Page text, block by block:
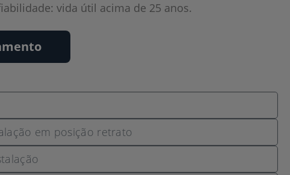
vida útil acima de 25 anos.
em posição retrato